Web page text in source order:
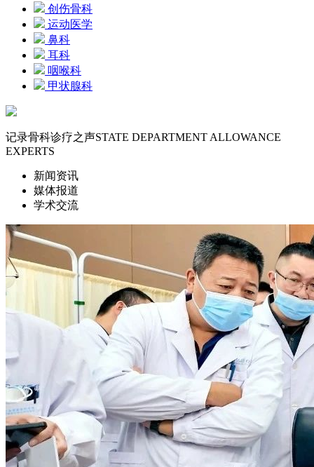
创伤骨科
运动医学
鼻科
耳科
咽喉科
甲状腺科
记录骨科诊疗之声STATE DEPARTMENT ALLOWANCE
EXPERTS
新闻资讯
媒体报道
学术交流